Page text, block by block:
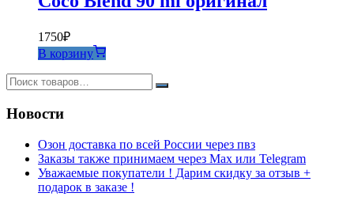
1750₽
В корзину
Новости
Озон доставка по всей России через пвз
Заказы также принимаем через Max или Telegram
Уважаемые покупатели ! Дарим скидку за отзыв +
подарок в заказе !